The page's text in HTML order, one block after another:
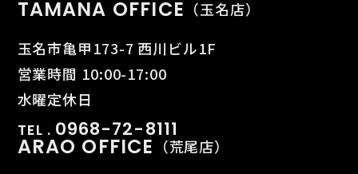
TAMANA OFFICE （玉名店）
玉名市亀甲173-7 西川ビル1F
営業時間 10:00-17:00
水曜定休日
TEL . 0968-72-8111
ARAO OFFICE （荒尾店）